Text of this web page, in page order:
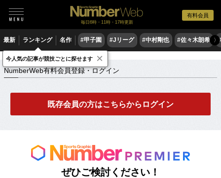
有料会員
毎日6時・11時・17時更新
最新 ランキング 名作 #甲子園 #Jリーグ #中村剛也 #佐々木朗希 〉
NumberWeb有料会員登録・ログイン
NumberWeb有料会員登録・ログイン
既存会員の方はこちらからログイン
ぜひご検討ください！
今人気の記事が競技ごとに探せます ×